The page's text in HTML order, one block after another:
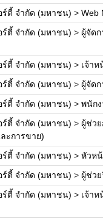
ร์ตี้ จำกัด (มหาชน) > Web
ร์ตี้ จำกัด (มหาชน) > ผู้จัด
ร์ตี้ จำกัด (มหาชน) > เจ้าห
ร์ตี้ จำกัด (มหาชน) > ผู้จัด
ร์ตี้ จำกัด (มหาชน) > พนัก
ร์ตี้ จำกัด (มหาชน) > ผู้ช่ว
ะการขาย)
ร์ตี้ จำกัด (มหาชน) > หัวห
ร์ตี้ จำกัด (มหาชน) > ผู้ช่ว
ร์ตี้ จำกัด (มหาชน) > เจ้า